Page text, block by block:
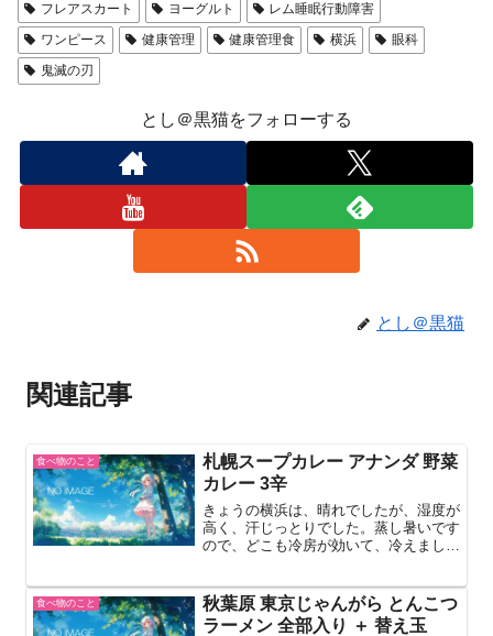
フレアスカート
ヨーグルト
レム睡眠行動障害
ワンピース
健康管理 健康管理食 横浜
眼科
鬼滅の刃
とし＠黒猫をフォローする
とし＠黒猫
関連記事
食べ物のこと
札幌スープカレー アナンダ 野菜
カレー 3辛
きょうの横浜は、晴れでしたが、湿度が
高く、汗じっとりでした。蒸し暑いです
ので、どこも冷房が効いて、冷えまし
は、ひざかけ。通勤電車は、南極号。
ー ー ー ー ー ー ー ー...
食べ物のこと
秋葉原 東京じゃんがら とんこつ
ラーメン 全部入り ＋ 替え玉